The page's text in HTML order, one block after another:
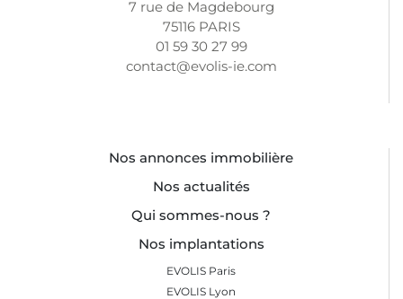
7 rue de Magdebourg
75116 PARIS
01 59 30 27 99
contact@evolis-ie.com
Nos annonces immobilière
Nos actualités
Qui sommes-nous ?
Nos implantations
EVOLIS Paris
EVOLIS Lyon